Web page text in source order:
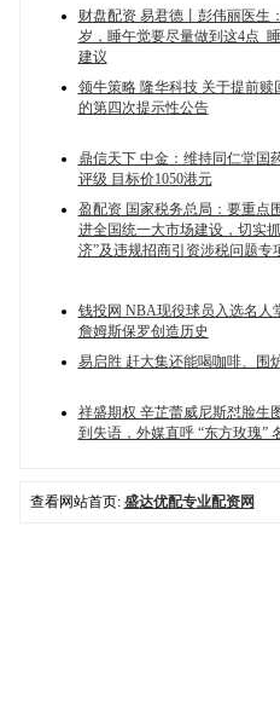
财盘配资 易君德丨彭伟丽医生
岁，睡午觉要尽量做到这4点_睡
建议
领牛策略 隆华科技 关于提前赎
的第四次提示性公告
鼎信天下 中金：维持同仁堂国
评级 目标价1050港元
盈配资 国家税务总局：要重点
进全国统一大市场建设，切实
济”及违规招商引资涉税问题专
钱投网 NBA现役球员入选名人
詹姆斯保罗创造历史
易启胜 赶大集还能喝咖啡、围
祥盛期权 辛芷蕾威尼斯怼脸生
到失语，外媒直呼 “东方玫瑰”
查看网站首页: 盛达优配专业配资网